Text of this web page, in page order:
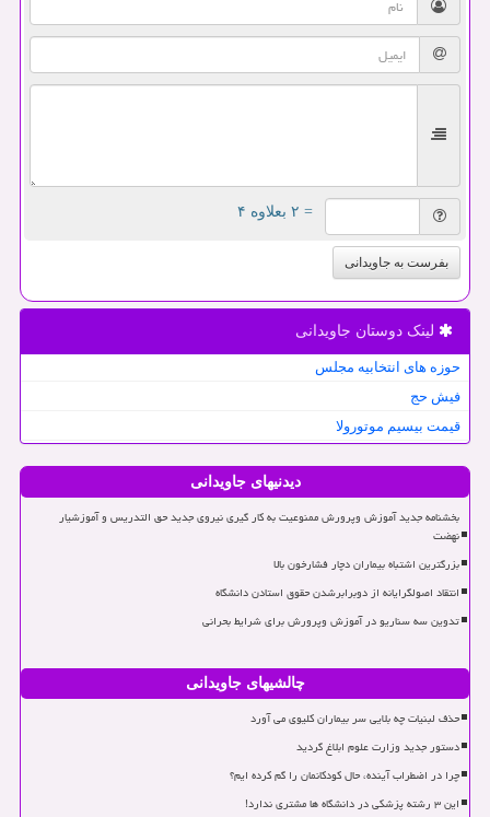
= ۲ بعلاوه ۴
بفرست به جاویدانی
لینک دوستان جاویدانی
حوزه های انتخابیه مجلس
فیش حج
قیمت بیسیم موتورولا
دیدنیهای جاویدانی
بخشنامه جدید آموزش وپرورش ممنوعیت به کار گیری نیروی جدید حق التدریس و آموزشیار
نهضت
بزرگترین اشتباه بیماران دچار فشارخون بالا
انتقاد اصولگرایانه از دوبرابرشدن حقوق استادن دانشگاه
تدوین سه سناریو در آموزش وپرورش برای شرایط بحرانی
چالشیهای جاویدانی
حذف لبنیات چه بلایی سر بیماران کلیوی می آورد
دستور جدید وزارت علوم ابلاغ گردید
چرا در اضطراب آینده، حال کودکانمان را گم کرده ایم؟
این ۳ رشته پزشکی در دانشگاه ها مشتری ندارد!